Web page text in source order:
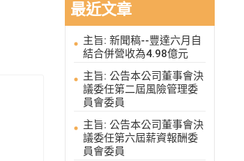
最近文章
主旨: 新聞稿--豐達六月自
結合併營收為4.98億元
主旨: 公告本公司董事會決
議委任第二屆風險管理委
員會委員
主旨: 公告本公司董事會決
議委任第六屆薪資報酬委
員會委員